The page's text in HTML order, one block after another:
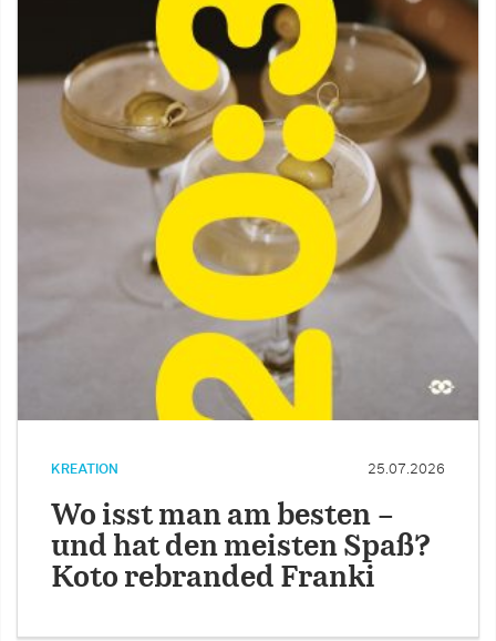
KREATION 25.07.2026
Wo isst man am besten –
und hat den meisten Spaß?
Koto rebranded Franki